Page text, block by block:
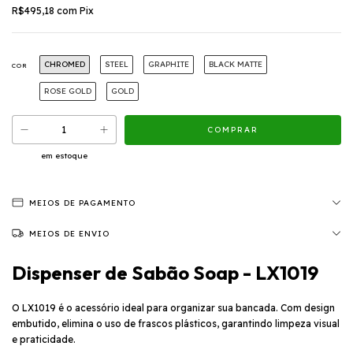
R$495,18 com Pix
COR CHROMED STEEL GRAPHITE BLACK MATTE
ROSE GOLD GOLD
em estoque
MEIOS DE PAGAMENTO
MEIOS DE ENVIO
Dispenser de Sabão Soap - LX1019
O LX1019 é o acessório ideal para organizar sua bancada. Com design
embutido, elimina o uso de frascos plásticos, garantindo limpeza visual
e praticidade.